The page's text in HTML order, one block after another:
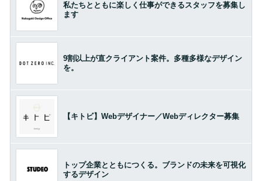
私たちとともに楽しく仕事ができるスタッフを募集し
ます
9割以上が直クライアント案件。多種多様なデザイン
を。
【キトビ】Webデザイナー／Webディレクター募集
トップ企業とともにつくる。ブランドの未来を可視化
するデザイン